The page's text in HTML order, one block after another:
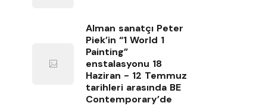
Alman sanatçı Peter
Piek’in “1 World 1
Painting”
enstalasyonu 18
Haziran - 12 Temmuz
tarihleri arasında BE
Contemporary’de